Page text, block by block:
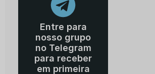
Entre para
nosso grupo
no Telegram
para receber
em primeira